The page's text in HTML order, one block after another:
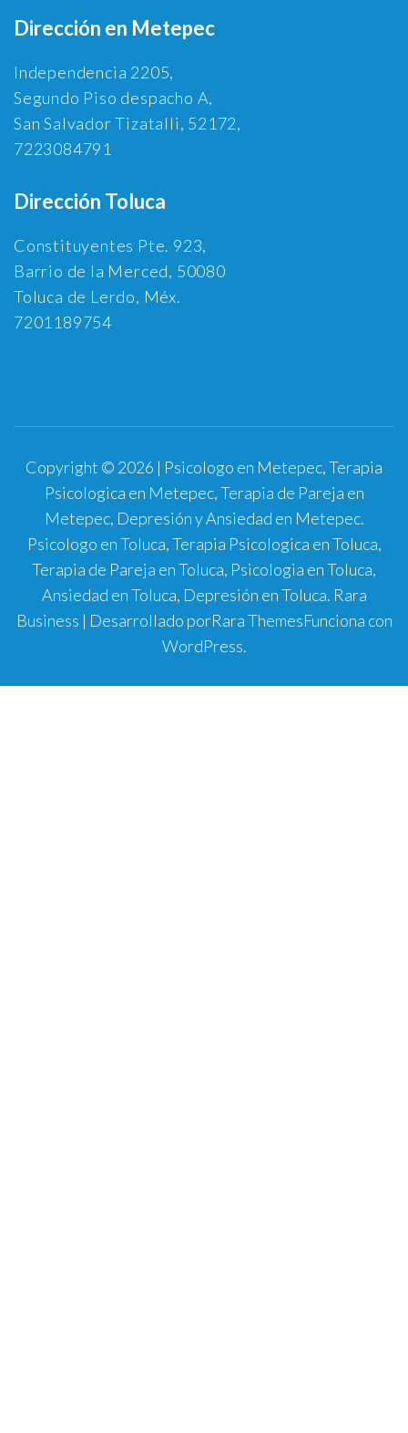
Dirección en Metepec
Independencia 2205,
Segundo Piso despacho A,
San Salvador Tizatalli, 52172,
7223084791
Dirección Toluca
Constituyentes Pte. 923,
Barrio de la Merced, 50080
Toluca de Lerdo, Méx.
7201189754
Copyright © 2026 | Psicologo en Metepec, Terapia
Psicologica en Metepec, Terapia de Pareja en
Metepec, Depresión y Ansiedad en Metepec.
Psicologo en Toluca, Terapia Psicologica en Toluca,
Terapia de Pareja en Toluca, Psicologia en Toluca,
Ansiedad en Toluca, Depresión en Toluca. Rara
Business | Desarrollado porRara ThemesFunciona con
WordPress.